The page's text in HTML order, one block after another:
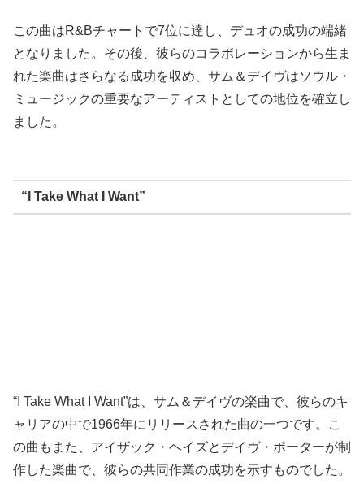
この曲はR&Bチャートで7位に達し、デュオの成功の端緒
となりました。その後、彼らのコラボレーションから生ま
れた楽曲はさらなる成功を収め、サム＆デイヴはソウル・
ミュージックの重要なアーティストとしての地位を確立し
ました。
“I Take What I Want”
“I Take What I Want”は、サム＆デイヴの楽曲で、彼らのキ
ャリアの中で1966年にリリースされた曲の一つです。こ
の曲もまた、アイザック・ヘイズとデイヴ・ポーターが制
作した楽曲で、彼らの共同作業の成功を示すものでした。